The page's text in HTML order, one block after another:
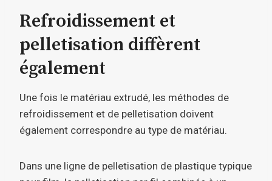
Refroidissement et
pelletisation diffèrent
également
Une fois le matériau extrudé, les méthodes de
refroidissement et de pelletisation doivent
également correspondre au type de matériau.
Dans une ligne de pelletisation de plastique typique